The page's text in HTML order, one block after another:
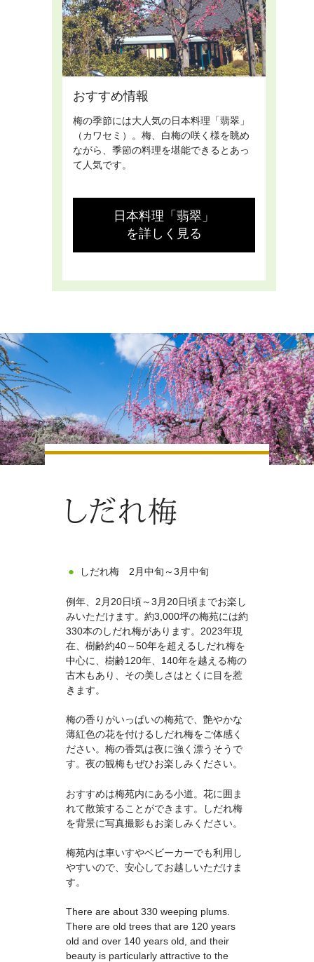
おすすめ情報
梅の季節には大人気の日本料理「翡翠」
（カワセミ）。梅、白梅の咲く様を眺め
ながら、季節の料理を堪能できるとあっ
て人気です。
日本料理「翡翠」
を詳しく見る
しだれ梅 2月中旬～3月中旬
例年、2月20日頃～3月20日頃までお楽し
みいただけます。約3,000坪の梅苑には約
330本のしだれ梅があります。2023年現
在、樹齢約40～50年を超えるしだれ梅を
中心に、樹齢120年、140年を越える梅の
古木もあり、その美しさはとくに目を惹
きます。
梅の香りがいっぱいの梅苑で、艶やかな
薄紅色の花を付けるしだれ梅をご体感く
ださい。梅の香気は夜に強く漂うそうで
す。夜の観梅もぜひお楽しみください。
おすすめは梅苑内にある小道。花に囲ま
れて散策することができます。しだれ梅
を背景に写真撮影もお楽しみください。
梅苑内は車いすやベビーカーでも利用し
やすいので、安心してお越しいただけま
す。
There are about 330 weeping plums.
There are old trees that are 120 years
old and over 140 years old, and their
beauty is particularly attractive to the